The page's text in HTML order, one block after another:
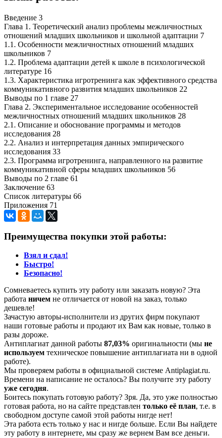
Введение 3
Глава 1. Теоретический анализ проблемы межличностных
отношений младших школьников и школьной адаптации 7
1.1. Особенности межличностных отношений младших
школьников 7
1.2. Проблема адаптации детей к школе в психологической
литературе 16
1.3. Характеристика игротренинга как эффективного средства
коммуникативного развития младших школьников 22
Выводы по 1 главе 27
Глава 2. Экспериментальное исследование особенностей
межличностных отношений младших школьников 28
2.1. Описание и обоснование программы и методов
исследования 28
2.2. Анализ и интерпретация данных эмпирического
исследования 33
2.3. Программа игротренинга, направленного на развитие
коммуникативной сферы младших школьников 56
Выводы по 2 главе 61
Заключение 63
Список литературы 66
Приложения 71
Преимущества покупки этой работы:
Взял и сдал!
Быстро!
Безопасно!
Сомневаетесь купить эту работу или заказать новую? Эта
работа ничем не отличается от новой на заказ, только
дешевле!
Зачастую авторы-исполнители из других фирм покупают
наши готовые работы и продают их Вам как новые, только в
разы дороже.
Антиплагиат данной работы 87,03% оригинальности (мы не
используем техническое повышение антиплагиата ни в одной
работе).
Мы проверяем работы в официальной системе Аntiplagiat.ru.
Времени на написание не осталось? Вы получите эту работу
уже сегодня.
Боитесь покупать готовую работу? Зря. Да, это уже полностью
готовая работа, но на сайте представлен только её план, т.е. в
свободном доступе самой этой работы нигде нет!
Эта работа есть только у нас и нигде больше. Если Вы найдете
эту работу в интернете, мы сразу же вернем Вам все деньги.